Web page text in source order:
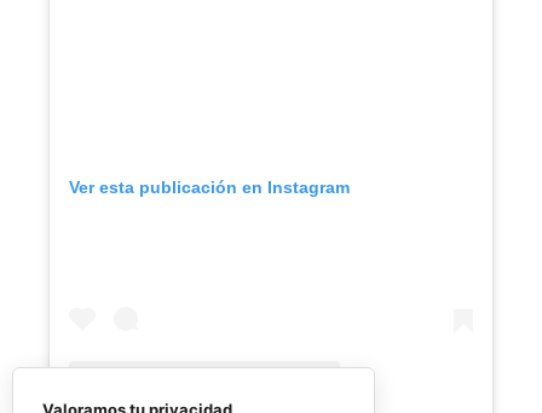
Ver esta publicación en Instagram